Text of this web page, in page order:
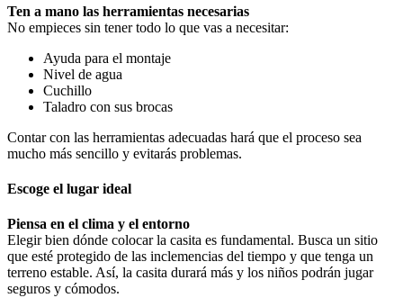
Ten a mano las herramientas necesarias
No empieces sin tener todo lo que vas a necesitar:
Ayuda para el montaje
Nivel de agua
Cuchillo
Taladro con sus brocas
Contar con las herramientas adecuadas hará que el proceso sea
mucho más sencillo y evitarás problemas.
Escoge el lugar ideal
Piensa en el clima y el entorno
Elegir bien dónde colocar la casita es fundamental. Busca un sitio
que esté protegido de las inclemencias del tiempo y que tenga un
terreno estable. Así, la casita durará más y los niños podrán jugar
seguros y cómodos.